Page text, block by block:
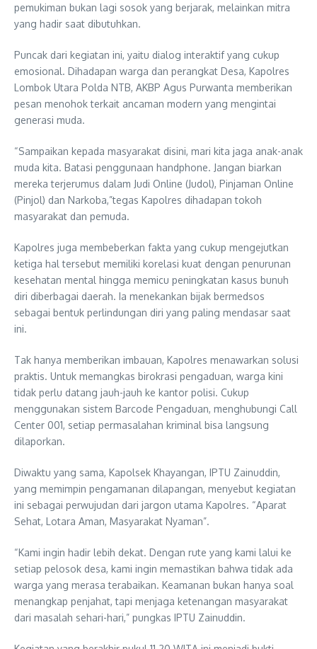
pemukiman bukan lagi sosok yang berjarak, melainkan mitra
yang hadir saat dibutuhkan.
Puncak dari kegiatan ini, yaitu dialog interaktif yang cukup
emosional. Dihadapan warga dan perangkat Desa, Kapolres
Lombok Utara Polda NTB, AKBP Agus Purwanta memberikan
pesan menohok terkait ancaman modern yang mengintai
generasi muda.
“Sampaikan kepada masyarakat disini, mari kita jaga anak-anak
muda kita. Batasi penggunaan handphone. Jangan biarkan
mereka terjerumus dalam Judi Online (Judol), Pinjaman Online
(Pinjol) dan Narkoba,”tegas Kapolres dihadapan tokoh
masyarakat dan pemuda.
Kapolres juga membeberkan fakta yang cukup mengejutkan
ketiga hal tersebut memiliki korelasi kuat dengan penurunan
kesehatan mental hingga memicu peningkatan kasus bunuh
diri diberbagai daerah. Ia menekankan bijak bermedsos
sebagai bentuk perlindungan diri yang paling mendasar saat
ini.
Tak hanya memberikan imbauan, Kapolres menawarkan solusi
praktis. Untuk memangkas birokrasi pengaduan, warga kini
tidak perlu datang jauh-jauh ke kantor polisi. Cukup
menggunakan sistem Barcode Pengaduan, menghubungi Call
Center 001, setiap permasalahan kriminal bisa langsung
dilaporkan.
Diwaktu yang sama, Kapolsek Khayangan, IPTU Zainuddin,
yang memimpin pengamanan dilapangan, menyebut kegiatan
ini sebagai perwujudan dari jargon utama Kapolres. “Aparat
Sehat, Lotara Aman, Masyarakat Nyaman”.
“Kami ingin hadir lebih dekat. Dengan rute yang kami lalui ke
setiap pelosok desa, kami ingin memastikan bahwa tidak ada
warga yang merasa terabaikan. Keamanan bukan hanya soal
menangkap penjahat, tapi menjaga ketenangan masyarakat
dari masalah sehari-hari,” pungkas IPTU Zainuddin.